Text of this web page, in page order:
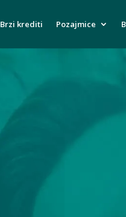
Brzi krediti Pozajmice